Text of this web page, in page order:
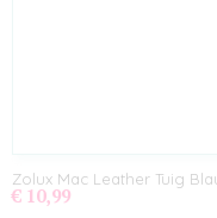
Zolux Mac Leather Tuig
€ 10,99